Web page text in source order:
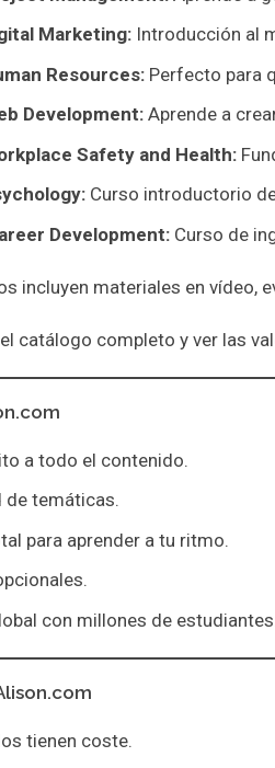
Marketing: Introducción al
Resources: Perfecto para
Development:Aprende a
Safety and Health:
Curso introductorio
Development: Curso de
incluyen materiales en vídeo,
catálogo completo y ver las
a todo el contenido.
de temáticas.
para aprender a tu ritmo.
con millones de estudiantes.
tienen coste.